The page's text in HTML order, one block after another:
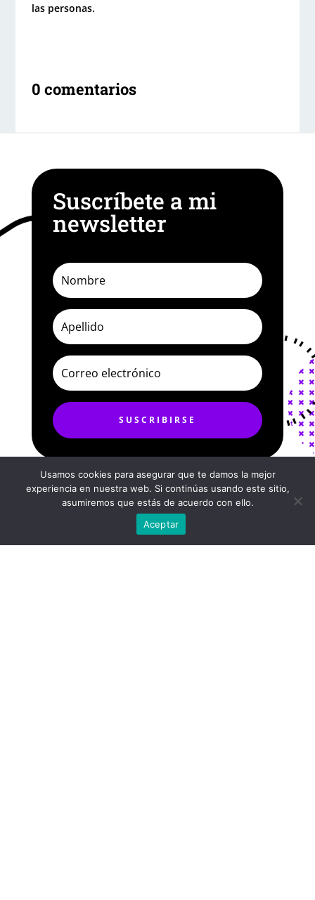
las personas.
0 comentarios
Suscríbete a mi
newsletter
SUSCRIBIRSE
Usamos cookies para asegurar que te damos la mejor
experiencia en nuestra web. Si continúas usando este sitio,
asumiremos que estás de acuerdo con ello.
Aceptar